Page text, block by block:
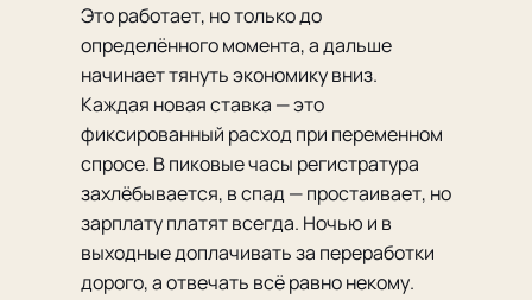
Это работает, но только до
определённого момента, а дальше
начинает тянуть экономику вниз.
Каждая новая ставка — это
фиксированный расход при переменном
спросе. В пиковые часы регистратура
захлёбывается, в спад — простаивает, но
зарплату платят всегда. Ночью и в
выходные доплачивать за переработки
дорого, а отвечать всё равно некому.